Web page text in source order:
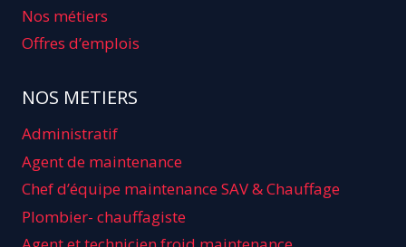
Nos métiers
Offres d’emplois
NOS METIERS
Administratif
Agent de maintenance
Chef d’équipe maintenance SAV & Chauffage
Plombier- chauffagiste